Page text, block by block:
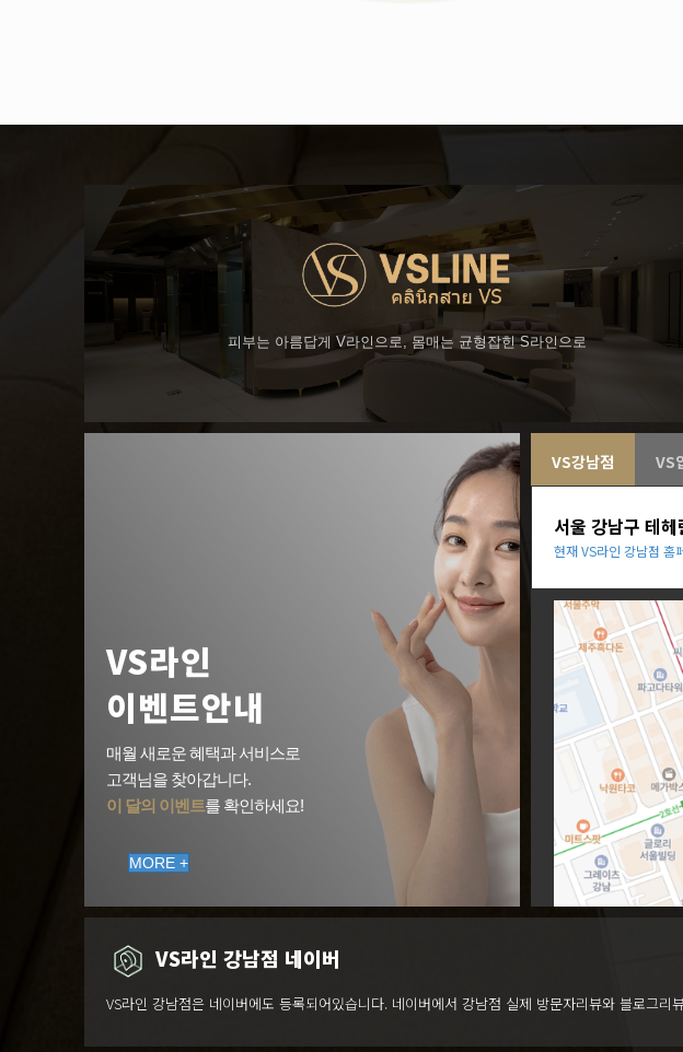
피부는 아름답게 V라인으로, 몸매는 균형잡힌 S라인으로
VS라인
이벤트안내
매월 새로운 혜택과 서비스로
고객님을 찾아갑니다.
이 달의 이벤트를 확인하세요!
MORE +
VS강남점 VS
서울 강남구 테
현재 VS라인 강남점 홈
VS라인 강남점 네이버
VS라인 강남점은 네이버에도 등록되어있습니다. 네이버에서 강남점 실제 방문자리뷰와 블로그리